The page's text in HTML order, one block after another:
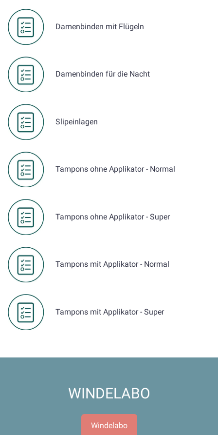
Damenbinden mit Flügeln
Damenbinden für die Nacht
Slipeinlagen
Tampons ohne Applikator - Normal
Tampons ohne Applikator - Super
Tampons mit Applikator - Normal
Tampons mit Applikator - Super
WINDELABO
Windelabo